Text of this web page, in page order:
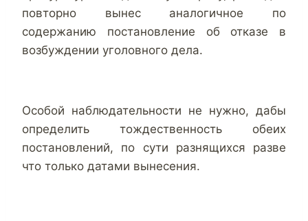
повторно вынес аналогичное по
содержанию постановление об отказе в
возбуждении уголовного дела.
Особой наблюдательности не нужно, дабы
определить тождественность обеих
постановлений, по сути разнящихся разве
что только датами вынесения.